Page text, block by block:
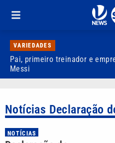
VARIEDADES
Pai, primeiro treinador e
Messi
Notícias Declaração
NOTÍCIAS